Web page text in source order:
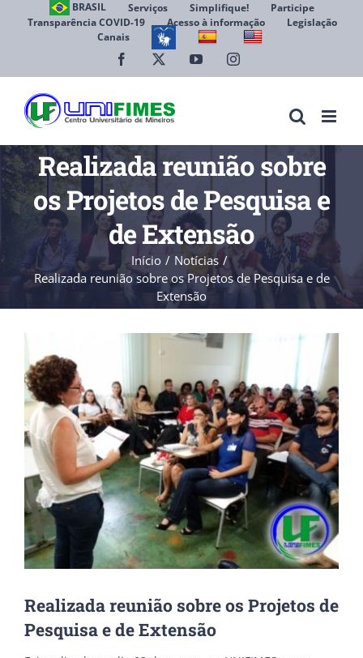
BRASIL Serviços Simplifique!
Participe
Transparência COVID-19
Acesso à informação
Legislação
Canais
Facebook YouTubeInstagram
Realizada reunião sobre
os Projetos de Pesquisa e
de Extensão
Início
Notícias
Realizada reunião sobre os Projetos de Pesquisa e de
Extensão
Larger
Image
Realizada reunião sobre os Projetos de
Pesquisa e de Extensão